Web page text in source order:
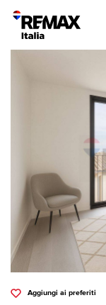
Aggiungi ai preferiti